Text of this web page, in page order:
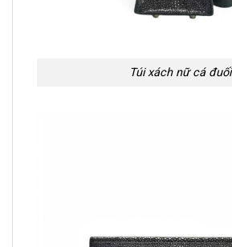
Túi xách nữ cá đuối